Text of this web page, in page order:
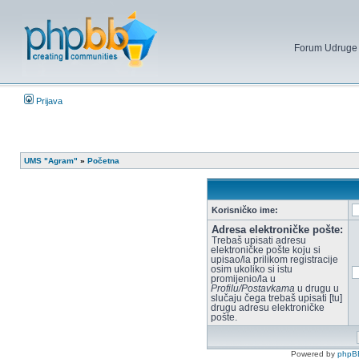
Forum
Prijava
UMS "Agram" » Početna
Korisničko ime:
Adresa elektroničke pošte:
Trebaš upisati adresu
elektroničke pošte koju si
upisao/la prilikom registracije
osim ukoliko si istu
promijenio/la u
Profilu/Postavkama u drugu u
slučaju čega trebaš upisati [tu]
drugu adresu elektroničke
pošte.
Powered by